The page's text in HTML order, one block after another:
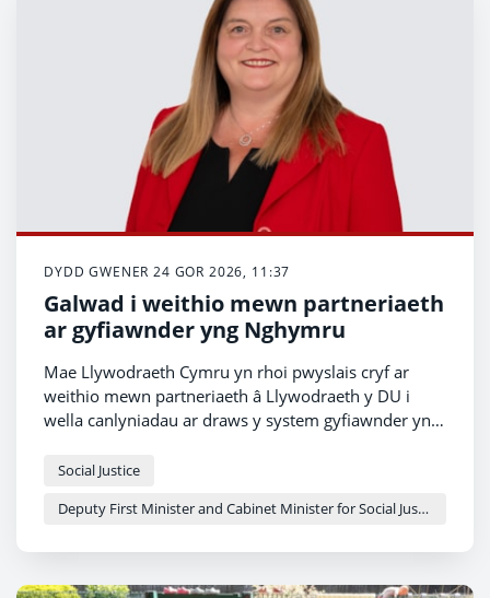
DYDD GWENER 24 GOR 2026, 11:37
Galwad i weithio mewn partneriaeth
ar gyfiawnder yng Nghymru
Mae Llywodraeth Cymru yn rhoi pwyslais cryf ar
weithio mewn partneriaeth â Llywodraeth y DU i
wella canlyniadau ar draws y system gyfiawnder yng
a Gweinidog Cabinet dros Gyfiawnder Cymdeithasol
Social Justice
Deputy First Minister and Cabinet Minister for Social Justice and Equality - Sioned Williams